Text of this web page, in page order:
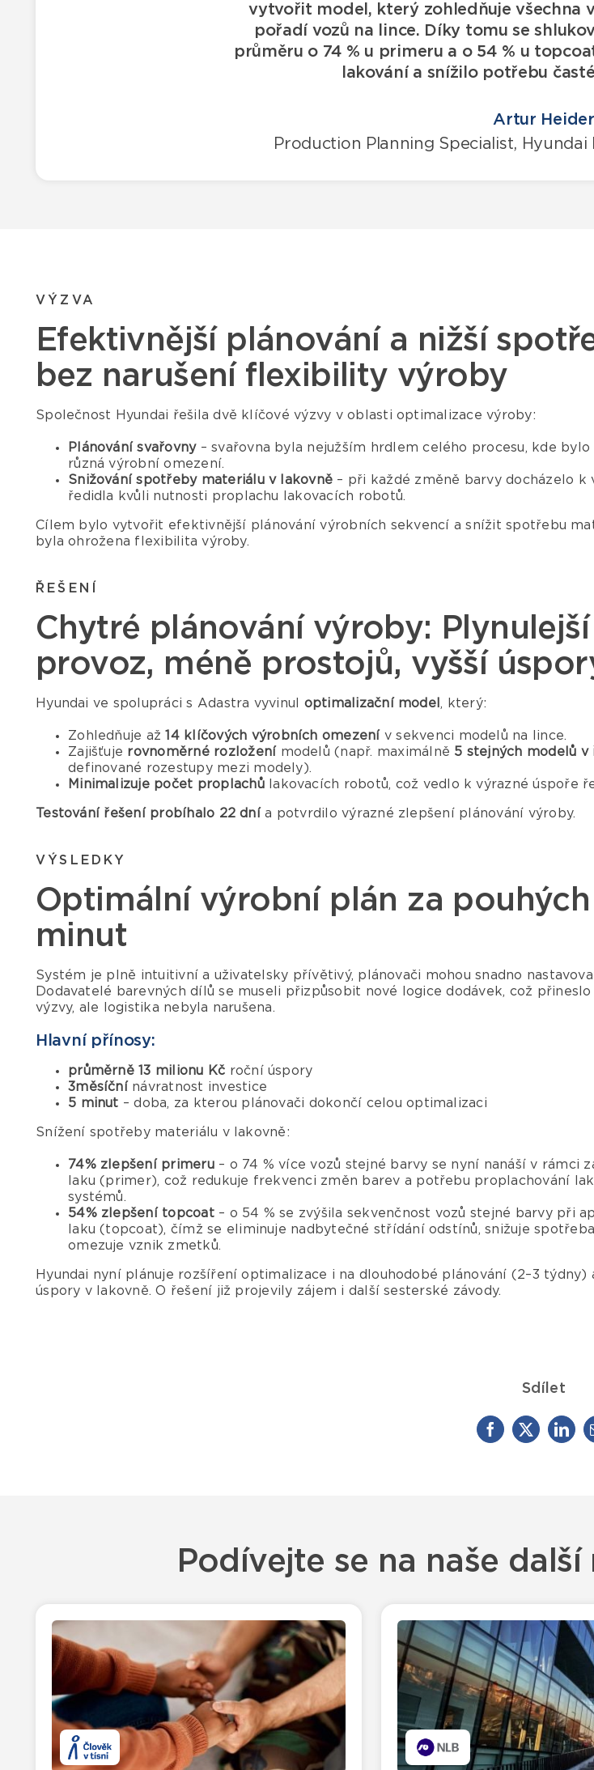
vytvořit model, který zohledňuje všechna
pořadí vozů na lince. Díky tomu se
průměru o 74 % u primeru a o 54 % u
lakování a snížilo potřebu
Artur Heider
Production Planning Specialist,
VÝZVA
Efektivnější plánování a nižší
bez narušení flexibility výroby
Společnost Hyundai řešila dvě klíčové výzvy v oblasti optimalizace výroby:
Plánování svařovny– svařovna byla nejužším hrdlem celého procesu, kde
různá výrobní omezení.
Snižování spotřeby materiálu v lakovně – při každé změně barvy docházelo k
ředidla kvůli nutnosti proplachu lakovacích robotů.
Cílem bylo vytvořit efektivnější plánování výrobních sekvencí a snížit spotřebu
byla ohrožena flexibilita výroby.
ŘEŠENÍ
Chytré plánování výroby: Plynulejší
provoz, méně prostojů, vyšší
Hyundai ve spolupráci s Adastra vyvinul optimalizační model , který:
Zohledňuje až14 klíčových výrobních omezení v sekvenci modelů na lince.
Zajišťuje rovnoměrné rozložení modelů (např. maximálně 5 stejných modelů v
definované rozestupy mezi modely).
Minimalizuje počet proplachůlakovacích robotů, což vedlo k výrazné úspoře
Testování řešení probíhalo 22 dnía potvrdilo výrazné zlepšení plánování výroby.
VÝSLEDKY
Optimální výrobní plán za pouhých
minut
Systém je plně intuitivní a uživatelsky přívětivý, plánovači mohou snadno
Dodavatelé barevných dílů se museli přizpůsobit nové logice dodávek, což
výzvy, ale logistika nebyla narušena.
Hlavní přínosy:
průměrně 13 milionu Kč roční úspory
3měsíčnínávratnost investice
5 minut – doba, za kterou plánovači dokončí celou optimalizaci
Snížení spotřeby materiálu v lakovně:
74% zlepšení primeru– o 74 % více vozů stejné barvy se nyní nanáší v rámci
laku (primer), což redukuje frekvenci změn barev a potřebu proplachování
systémů.
54% zlepšení topcoat– o 54 % se zvýšila sekvenčnost vozů stejné barvy při
laku (topcoat), čímž se eliminuje nadbytečné střídání odstínů, snižuje
omezuje vznik zmetků.
Hyundai nyní plánuje rozšíření optimalizace i na dlouhodobé plánování (2–3 týdny)
úspory v lakovně. O řešení již projevily zájem i další sesterské závody.
Sdílet
Podívejte se na naše